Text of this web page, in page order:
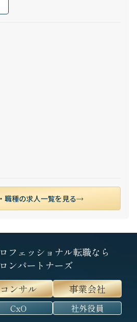
職種の求人一覧を見る
フェッショナル転職なら
ンパートナーズ
コンサル 事業会社
CxO 社外役員